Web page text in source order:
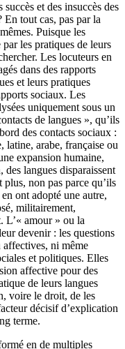
et des insuccès des
tout cas, pas par la
Puisque les
par les pratiques de leurs
Les locuteurs en
dans des rapports
et leurs pratiques
sociaux. Les
uniquement sous un
de langues », qu’ils
des contacts sociaux :
latine, arabe, française ou
expansion humaine,
langues disparaissent
non pas parce qu’ils
ont adopté une autre,
militairement,
L’« amour » ou la
devenir : les questions
affectives, ni même
et politiques. Elles
affective pour des
de leurs langues
voire le droit, de les
décisif d’explication
terme.
en de multiples